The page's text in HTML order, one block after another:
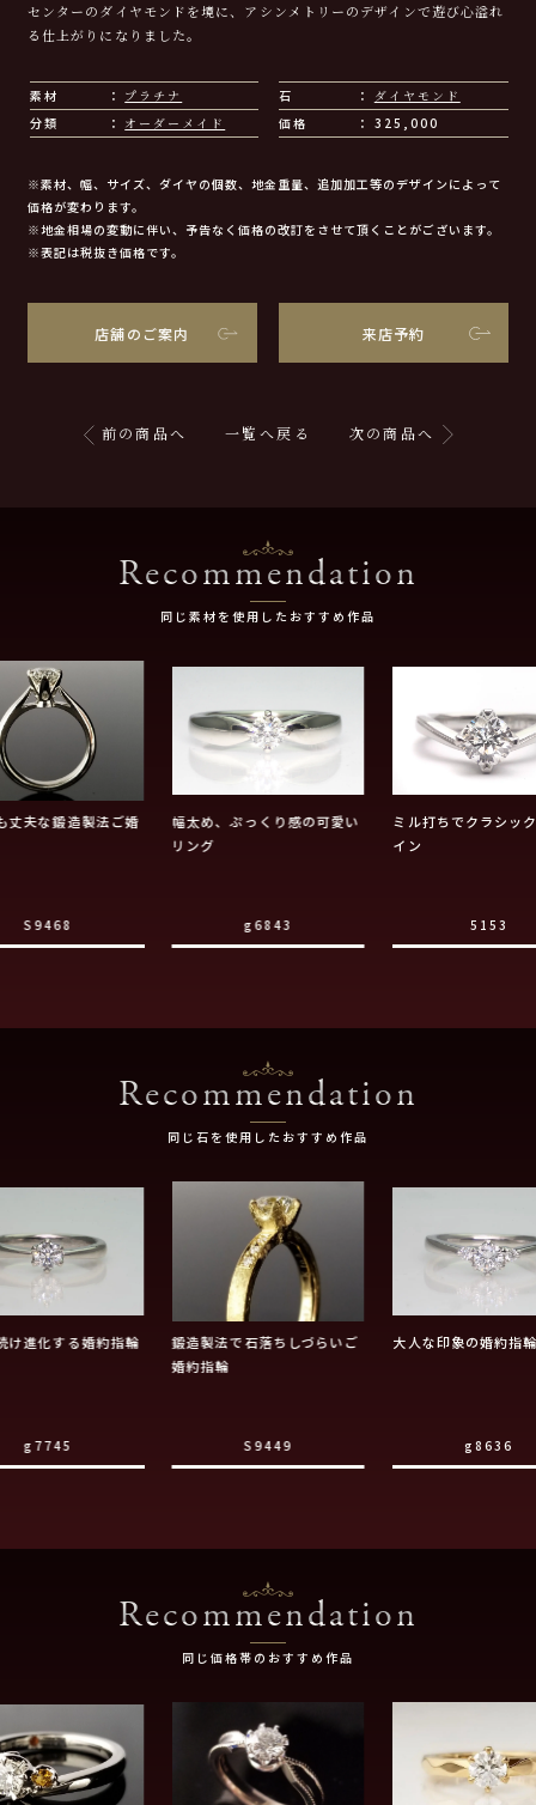
センターのダイヤモンドを境に、アシンメトリーのデザインで遊び心溢れ
る仕上がりになりました。
素材 プラチナ 石
ダイヤモンド
分類
オーダーメイド 価格 325,000
※素材、幅、サイズ、ダイヤの個数、地金重量、追加加工等のデザインによって
価格が変わります。
※地金相場の変動に伴い、予告なく価格の改訂をさせて頂くことがございます。
※表記は税抜き価格です。
店舗のご案内 来店予約
前の商品へ 一覧へ戻る 次の商品へ
Recommendation
同じ素材を使用したおすすめ作品
丈夫な鍛造製法ご婚
S9468
幅太め、ぷっくり感の可愛い
リング
g6843
ミル打ちでクラシッ
イン
5153
Recommendation
同じ石を使用したおすすめ作品
け進化する婚約指輪
g7745
鍛造製法で石落ちしづらいご
婚約指輪
S9449
大人な印象の婚約指輪
g8636
Recommendation
同じ価格帯のおすすめ作品